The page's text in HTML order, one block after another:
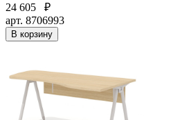
24 605
₽
арт. 8706993
В корзину